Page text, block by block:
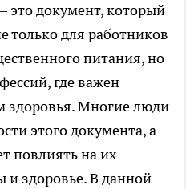
документ, который
только для работников
питания, но
где важен
здоровья. Многие люди
этого документа, а
повлиять на их
и здоровье. В данной